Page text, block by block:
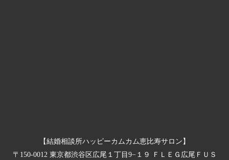
【結婚相談所ハッピーカムカム恵比寿サロン】
〒150-0012 東京都渋谷区広尾１丁目9−１９ ＦＬＥＧ広尾ＦＵＳ